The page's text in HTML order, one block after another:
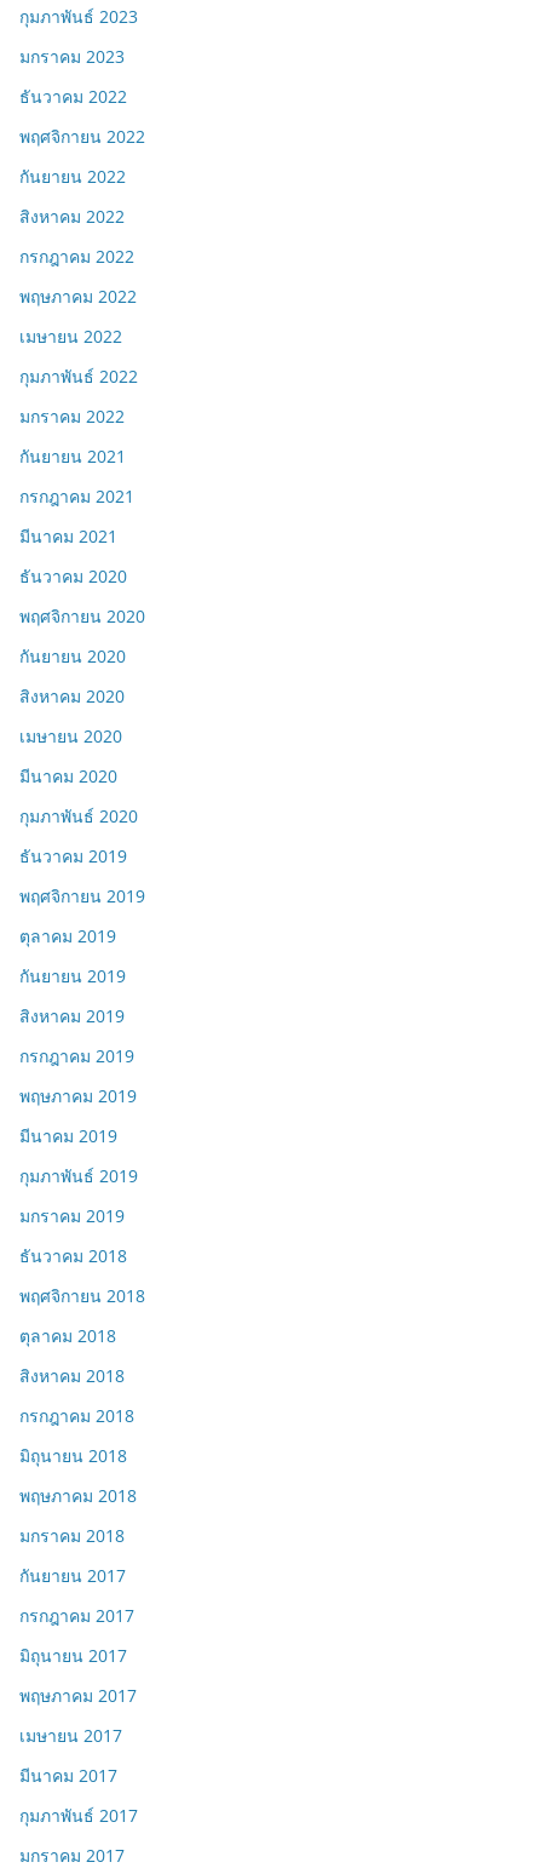
กุมภาพันธ์ 2023
มกราคม 2023
ธันวาคม 2022
พฤศจิกายน 2022
กันยายน 2022
สิงหาคม 2022
กรกฎาคม 2022
พฤษภาคม 2022
เมษายน 2022
กุมภาพันธ์ 2022
มกราคม 2022
กันยายน 2021
กรกฎาคม 2021
มีนาคม 2021
ธันวาคม 2020
พฤศจิกายน 2020
กันยายน 2020
สิงหาคม 2020
เมษายน 2020
มีนาคม 2020
กุมภาพันธ์ 2020
ธันวาคม 2019
พฤศจิกายน 2019
ตุลาคม 2019
กันยายน 2019
สิงหาคม 2019
กรกฎาคม 2019
พฤษภาคม 2019
มีนาคม 2019
กุมภาพันธ์ 2019
มกราคม 2019
ธันวาคม 2018
พฤศจิกายน 2018
ตุลาคม 2018
สิงหาคม 2018
กรกฎาคม 2018
มิถุนายน 2018
พฤษภาคม 2018
มกราคม 2018
กันยายน 2017
กรกฎาคม 2017
มิถุนายน 2017
พฤษภาคม 2017
เมษายน 2017
มีนาคม 2017
กุมภาพันธ์ 2017
มกราคม 2017